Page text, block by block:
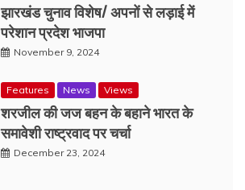
झारखंड चुनाव विशेष/ अपनों से लड़ाई में
परेशान प्रदेश भाजपा
November 9, 2024
Features News Views
शरजील की जज बहन के बहाने भारत के
समावेशी राष्ट्रवाद पर चर्चा
December 23, 2024